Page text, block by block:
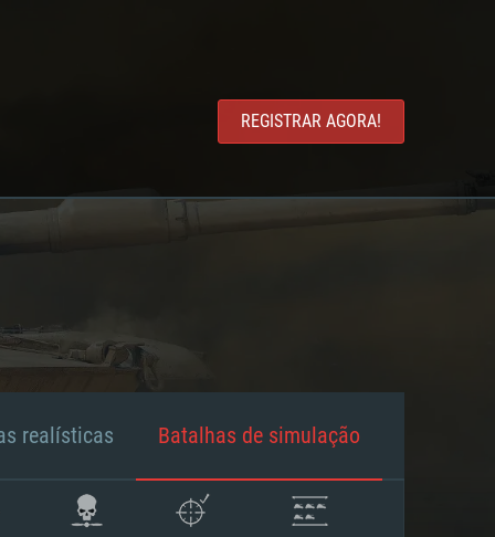
REGISTRAR AGORA!
realísticas Batalhas de simulação